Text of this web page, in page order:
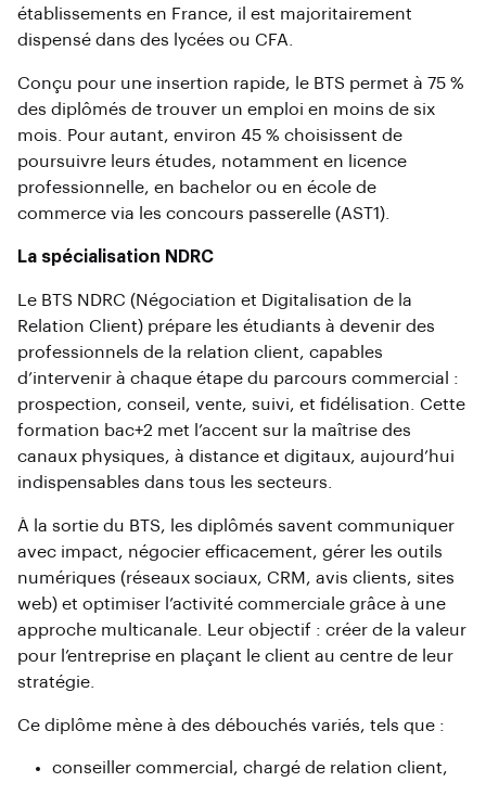
établissements en France, il est majoritairement
dispensé dans des lycées ou CFA.
Conçu pour une insertion rapide, le BTS permet à 75 %
des diplômés de trouver un emploi en moins de six
mois. Pour autant, environ 45 % choisissent de
poursuivre leurs études, notamment en licence
professionnelle, en bachelor ou en école de
commerce via les concours passerelle (AST1).
La spécialisation NDRC
Le BTS NDRC (Négociation et Digitalisation de la
Relation Client) prépare les étudiants à devenir des
professionnels de la relation client, capables
d’intervenir à chaque étape du parcours commercial :
prospection, conseil, vente, suivi, et fidélisation. Cette
formation bac+2 met l’accent sur la maîtrise des
canaux physiques, à distance et digitaux, aujourd’hui
indispensables dans tous les secteurs.
À la sortie du BTS, les diplômés savent communiquer
avec impact, négocier efficacement, gérer les outils
numériques (réseaux sociaux, CRM, avis clients, sites
web) et optimiser l’activité commerciale grâce à une
approche multicanale. Leur objectif : créer de la valeur
pour l’entreprise en plaçant le client au centre de leur
stratégie.
Ce diplôme mène à des débouchés variés, tels que :
conseiller commercial, chargé de relation client,